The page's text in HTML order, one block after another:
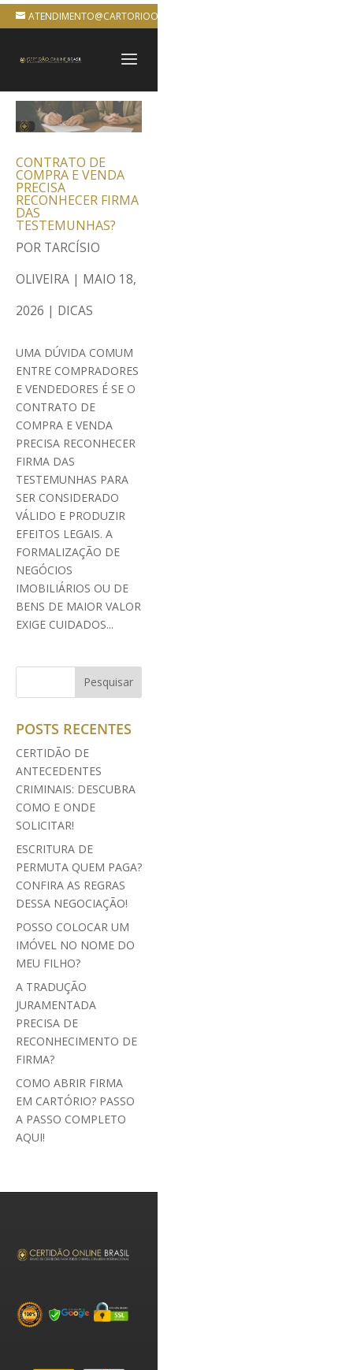
ATENDIMENTO@CARTORIOONLINEBRASIL.COM.BR
CONTRATO DE
COMPRA E VENDA
PRECISA
RECONHECER FIRMA
DAS
TESTEMUNHAS?
POR TARCÍSIO
OLIVEIRA | MAIO 18,
2026 | DICAS
UMA DÚVIDA COMUM
ENTRE COMPRADORES
E VENDEDORES É SE O
CONTRATO DE
COMPRA E VENDA
PRECISA RECONHECER
FIRMA DAS
TESTEMUNHAS PARA
SER CONSIDERADO
VÁLIDO E PRODUZIR
EFEITOS LEGAIS. A
FORMALIZAÇÃO DE
NEGÓCIOS
IMOBILIÁRIOS OU DE
BENS DE MAIOR VALOR
EXIGE CUIDADOS...
POSTS RECENTES
CERTIDÃO DE
ANTECEDENTES
CRIMINAIS: DESCUBRA
COMO E ONDE
SOLICITAR!
ESCRITURA DE
PERMUTA QUEM PAGA?
CONFIRA AS REGRAS
DESSA NEGOCIAÇÃO!
POSSO COLOCAR UM
IMÓVEL NO NOME DO
MEU FILHO?
A TRADUÇÃO
JURAMENTADA
PRECISA DE
RECONHECIMENTO DE
FIRMA?
COMO ABRIR FIRMA
EM CARTÓRIO? PASSO
A PASSO COMPLETO
AQUI!